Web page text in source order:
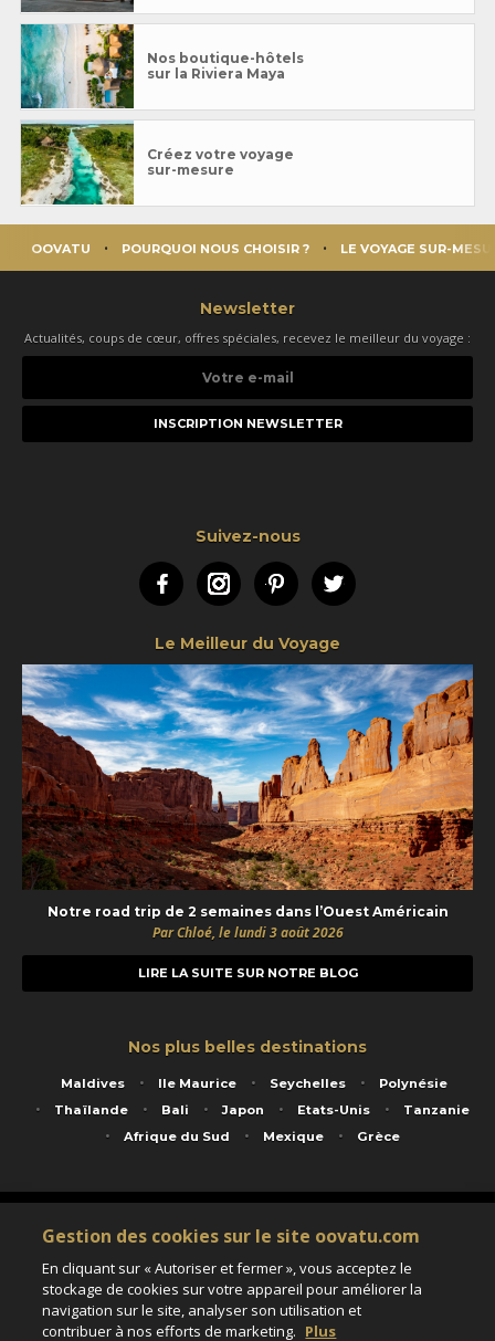
Nos boutique-hôtels
sur la Riviera Maya
Créez votre voyage
sur-mesure
OOVATU POURQUOI NOUS CHOISIR ? LE VOYAGE SUR-
Newsletter
Actualités, coups de cœur, offres spéciales, recevez le meilleur du voyage :
e-
Suivez-nous
FacebookInstagramPinterestTwitter
Le Meilleur du Voyage
Notre road trip de 2 semaines dans l’Ouest Américain
Par Chloé, le lundi 3 août 2026
LIRE LA SUITE SUR NOTRE BLOG
Nos plus belles destinations
Maldives Ile Maurice Seychelles
Polynésie
Thaïlande
Bali Japon Etats-Unis
Tanzanie
Afrique du Sud
Mexique Grèce
Service animé par Nautil Voyages - 22 rue Georges Picquart 75017 Paris - S.A.S
au capital de 155 696 euros - RCS Paris B 423 671 973 - Code APE 7911Z
Matricule Atout France IM075100020 - Garantie financière Groupama - Agrément IATA
Assurance responsabilité civile et professionnelle HISCOX RCP0081066
Gestion des cookies sur le site oovatu.com
En cliquant sur « Autoriser et fermer », vous acceptez le
stockage de cookies sur votre appareil pour améliorer la
navigation sur le site, analyser son utilisation et
contribuer à nos efforts de marketing. Plus